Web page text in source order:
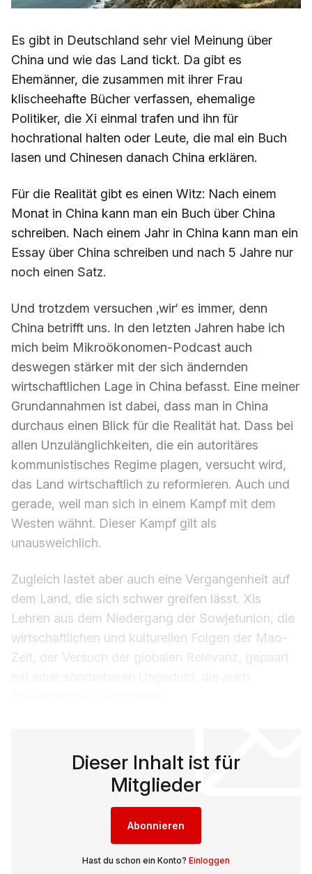
Es gibt in Deutschland sehr viel Meinung über
China und wie das Land tickt. Da gibt es
Ehemänner, die zusammen mit ihrer Frau
klischeehafte Bücher verfassen, ehemalige
Politiker, die Xi einmal trafen und ihn für
hochrational halten oder Leute, die mal ein Buch
lasen und Chinesen danach China erklären.
Für die Realität gibt es einen Witz: Nach einem
Monat in China kann man ein Buch über China
schreiben. Nach einem Jahr in China kann man ein
Essay über China schreiben und nach 5 Jahre nur
noch einen Satz.
Und trotzdem versuchen ‚wir‘ es immer, denn
China betrifft uns. In den letzten Jahren habe ich
mich beim Mikroökonomen-Podcast auch
deswegen stärker mit der sich ändernden
wirtschaftlichen Lage in China befasst. Eine meiner
Grundannahmen ist dabei, dass man in China
durchaus einen Blick für die Realität hat. Dass bei
allen Unzulänglichkeiten, die ein autoritäres
kommunistisches Regime plagen, versucht wird,
das Land wirtschaftlich zu reformieren. Auch und
gerade, weil man sich in einem Kampf mit dem
Westen wähnt. Dieser Kampf gilt als
unausweichlich.
Zugleich lastet aber auch eine Vergangenheit auf
dem Land, die sich schwer greifen lässt. Xis
Lehren aus dem Niedergang der Sowjetunion, die
wirtschaftlichen und kulturellen Folgen der Mao-
Zeit, der Versuch der globalen Relevanz, gepaart
Dieser Inhalt ist für
Mitglieder
Abonnieren
Hast du schon ein Konto? Einloggen